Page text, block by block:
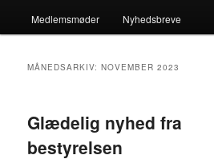
Medlemsmøder Nyhedsbreve
MÅNEDSARKIV:NOVEMBER 2023
Glædelig nyhed fra
bestyrelsen